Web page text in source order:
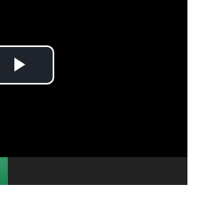
Toista